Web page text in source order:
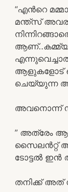
“എന്‍റെ
മന്ത്സ്
ആളുകളോട്
ചെയ്യുന്ന
അവനൊന്ന്
” അത്രേം
സൈലന്‍റ്റ്
ടോട്ടല്‍ ഇന്‍
തനിക്ക് അത്